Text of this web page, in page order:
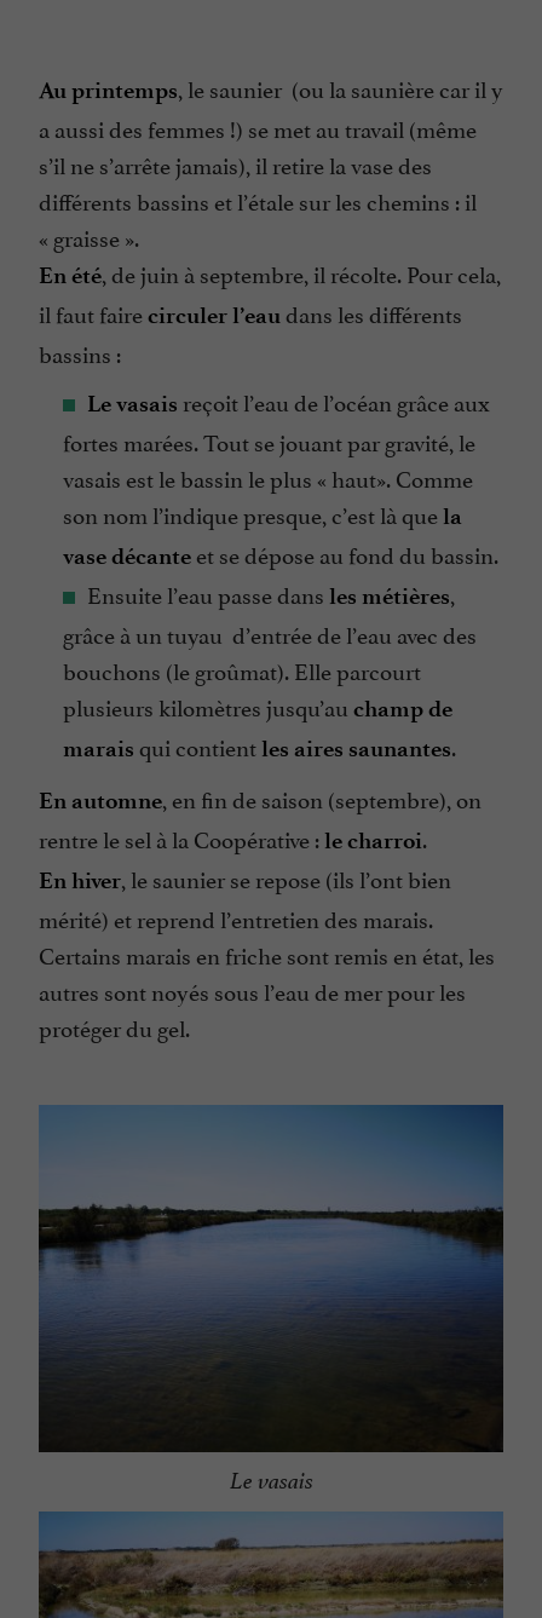
Au printemps, le saunier (ou la saunière car il y
a aussi des femmes !) se met au travail (même
s’il ne s’arrête jamais), il retire la vase des
différents bassins et l’étale sur les chemins : il
« graisse».
En été, de juin à septembre, il récolte. Pour cela,
il faut fairecirculer l’eaudans les différents
bassins :
Le vasais reçoit l’eau de l’océan grâce aux
fortes marées. Tout se jouant par gravité, le
vasais est le bassin le plus « haut». Comme
son nom l’indique presque, c’est là quela
vase décante et se dépose au fond du bassin.
Ensuite l’eau passe dans les métières,
grâce à un tuyau d’entrée de l’eau avec des
bouchons (le groûmat). Elle parcourt
plusieurs kilomètres jusqu’au champ de
marais qui contientles aires saunantes.
En automne, en fin de saison (septembre), on
rentre le sel à la Coopérative :le charroi.
En hiver, le saunier se repose (ils l’ont bien
mérité) et reprend l’entretien des marais.
Certains marais en friche sont remis en état, les
autres sont noyés sous l’eau de mer pour les
protéger du gel.
Le vasais